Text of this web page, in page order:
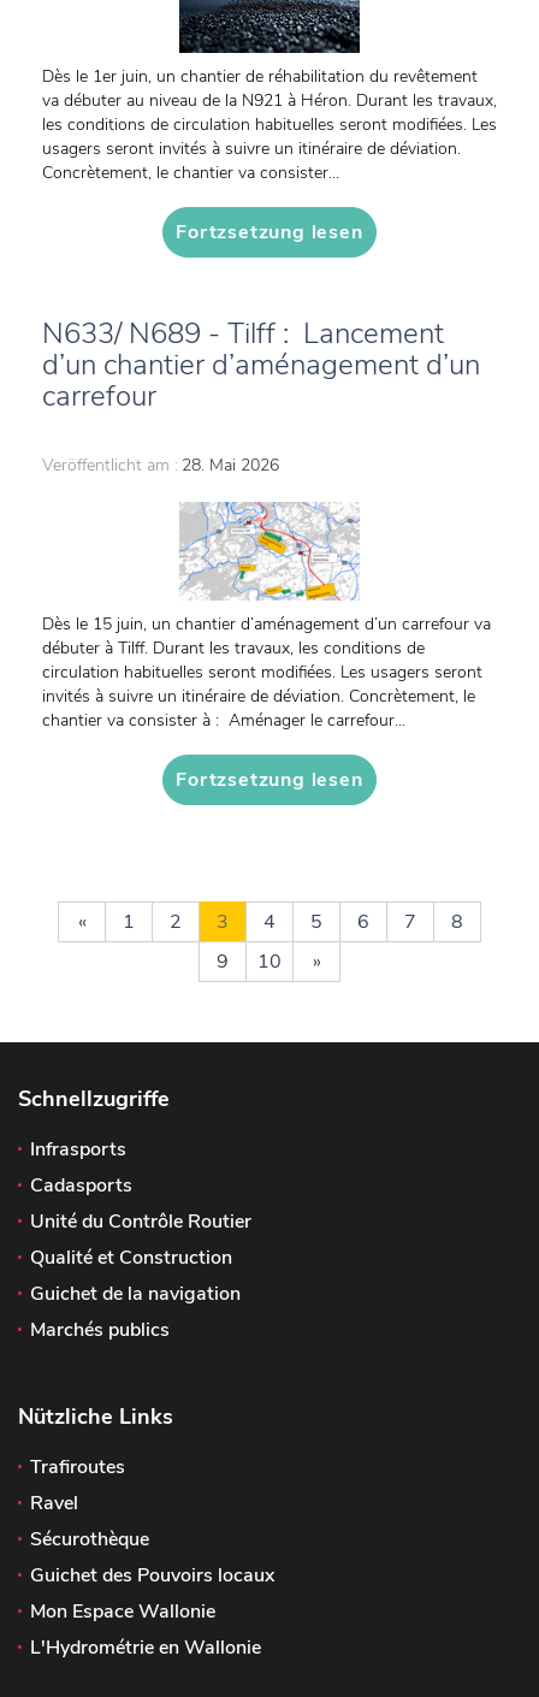
Dès le 1er juin, un chantier de réhabilitation du revêtement
va débuter au niveau de la N921 à Héron. Durant les travaux,
les conditions de circulation habituelles seront modifiées. Les
usagers seront invités à suivre un itinéraire de déviation.
Concrètement, le chantier va consister...
Fortzsetzung lesen
N633/ N689 - Tilff : Lancement
d’un chantier d’aménagement d’un
carrefour
Veröffentlicht am : 28. Mai 2026
Dès le 15 juin, un chantier d’aménagement d’un carrefour va
débuter à Tilff. Durant les travaux, les conditions de
circulation habituelles seront modifiées. Les usagers seront
invités à suivre un itinéraire de déviation. Concrètement, le
chantier va consister à : Aménager le carrefour...
Fortzsetzung lesen
« 1 2 3 4 5 6 7
8
9
10 »
Schnellzugriffe
Infrasports
Cadasports
Unité du Contrôle Routier
Qualité et Construction
Guichet de la navigation
Marchés publics
Nützliche Links
Trafiroutes
Ravel
Sécurothèque
Guichet des Pouvoirs locaux
Mon Espace Wallonie
L'Hydrométrie en Wallonie